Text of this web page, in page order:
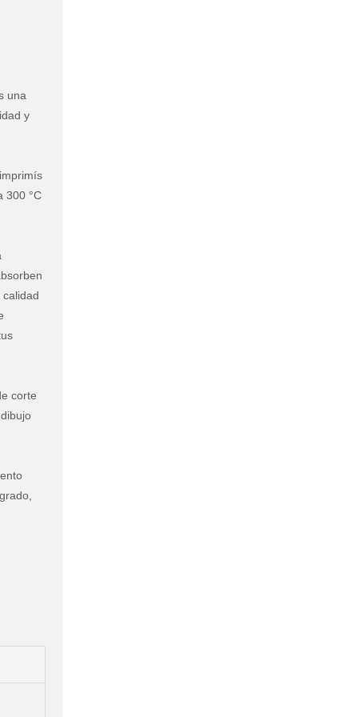
una
y
300 °C
corte